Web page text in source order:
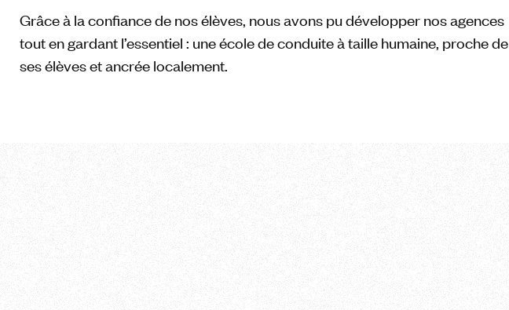
Grâce à la confiance de nos élèves, nous avons pu développer nos agences
tout en gardant l’essentiel : une école de conduite à taille humaine, proche de
ses élèves et ancrée localement.